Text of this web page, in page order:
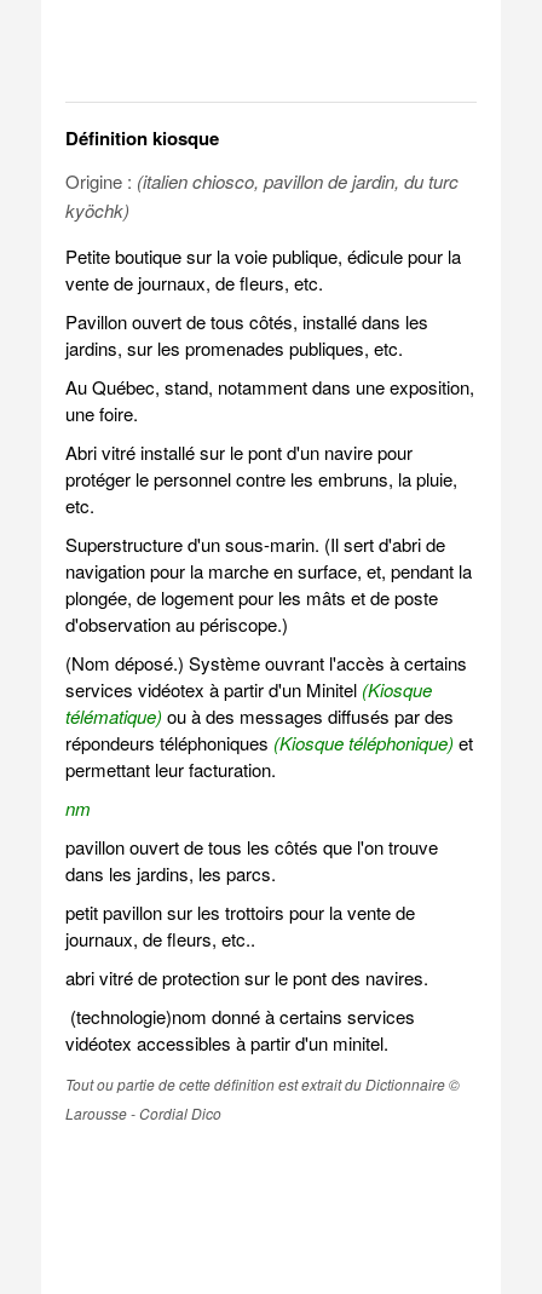
Définition kiosque
Origine : (italien chiosco, pavillon de jardin, du turc
kyöchk)
Petite boutique sur la voie publique, édicule pour la
vente de journaux, de fleurs, etc.
Pavillon ouvert de tous côtés, installé dans les
jardins, sur les promenades publiques, etc.
Au Québec, stand, notamment dans une exposition,
une foire.
Abri vitré installé sur le pont d'un navire pour
protéger le personnel contre les embruns, la pluie,
etc.
Superstructure d'un sous-marin. (Il sert d'abri de
navigation pour la marche en surface, et, pendant la
plongée, de logement pour les mâts et de poste
d'observation au périscope.)
(Nom déposé.) Système ouvrant l'accès à certains
services vidéotex à partir d'un Minitel (Kiosque
télématique) ou à des messages diffusés par des
répondeurs téléphoniques (Kiosque téléphonique) et
permettant leur facturation.
nm
pavillon ouvert de tous les côtés que l'on trouve
dans les jardins, les parcs.
petit pavillon sur les trottoirs pour la vente de
journaux, de fleurs, etc..
abri vitré de protection sur le pont des navires.
(technologie)nom donné à certains services
vidéotex accessibles à partir d'un minitel.
Tout ou partie de cette définition est extrait du Dictionnaire ©
Larousse - Cordial Dico